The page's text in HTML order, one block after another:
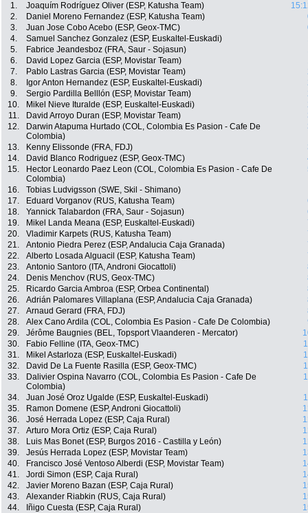
1. Joaquím Rodríguez Oliver (ESP, Katusha Team)
2.
Daniel Moreno Fernandez (ESP, Katusha Team)
3.
Juan Jose Cobo Acebo (ESP, Geox-TMC)
4.
Samuel Sanchez Gonzalez (ESP, Euskaltel-Euskadi)
5.
Fabrice Jeandesboz (FRA, Saur - Sojasun)
6.
David Lopez Garcia (ESP, Movistar Team)
7.
Pablo Lastras Garcia (ESP, Movistar Team)
8.
Igor Anton Hernandez (ESP, Euskaltel-Euskadi)
9.
Sergio Pardilla Belllón (ESP, Movistar Team)
10.
Mikel Nieve Ituralde (ESP, Euskaltel-Euskadi)
11.
David Arroyo Duran (ESP, Movistar Team)
12.
Darwin Atapuma Hurtado (COL, Colombia Es Pasion - Cafe De
Colombia)
13. Kenny Elissonde (FRA, FDJ)
14.
David Blanco Rodriguez (ESP, Geox-TMC)
15.
Hector Leonardo Paez Leon (COL, Colombia Es Pasion - Cafe De
Colombia)
16.
Tobias Ludvigsson (SWE, Skil - Shimano)
17.
Eduard Vorganov (RUS, Katusha Team)
18.
Yannick Talabardon (FRA, Saur - Sojasun)
19.
Mikel Landa Meana (ESP, Euskaltel-Euskadi)
20.
Vladimir Karpets (RUS, Katusha Team)
21.
Antonio Piedra Perez (ESP, Andalucia Caja Granada)
22.
Alberto Losada Alguacil (ESP, Katusha Team)
23.
Antonio Santoro (ITA, Androni Giocattoli)
24.
Denis Menchov (RUS, Geox-TMC)
25.
Ricardo Garcia Ambroa (ESP, Orbea Continental)
26.
Adrián Palomares Villaplana (ESP, Andalucia Caja Granada)
27.
Arnaud Gerard (FRA, FDJ)
28.
Alex Cano Ardila (COL, Colombia Es Pasion - Cafe De Colombia)
29.
Jérôme Baugnies (BEL, Topsport Vlaanderen - Mercator)
30.
Fabio Felline (ITA, Geox-TMC)
31.
Mikel Astarloza (ESP, Euskaltel-Euskadi)
32.
David De La Fuente Rasilla (ESP, Geox-TMC)
33.
Dalivier Ospina Navarro (COL, Colombia Es Pasion - Cafe De
Colombia)
34. Juan José Oroz Ugalde (ESP, Euskaltel-Euskadi)
35.
Ramon Domene (ESP, Androni Giocattoli)
36.
José Herrada Lopez (ESP, Caja Rural)
37.
Arturo Mora Ortiz (ESP, Caja Rural)
38.
Luis Mas Bonet (ESP, Burgos 2016 - Castilla y León)
39.
Jesús Herrada Lopez (ESP, Movistar Team)
40.
Francisco José Ventoso Alberdi (ESP, Movistar Team)
41.
Jordi Simon (ESP, Caja Rural)
42.
Javier Moreno Bazan (ESP, Caja Rural)
43.
Alexander Riabkin (RUS, Caja Rural)
44.
Iñigo Cuesta (ESP, Caja Rural)